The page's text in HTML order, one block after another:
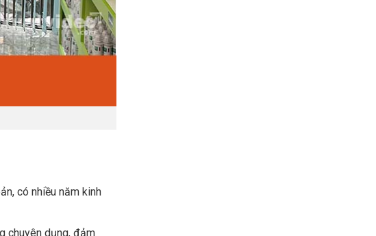
có nhiều năm kinh
chuyên dụng, đảm